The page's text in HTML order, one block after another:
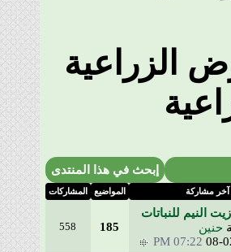
الزراعية
إبحث في هذا المنتدى
مشاركة المواضيع المشاركات
للنباتات
07:22 PM
185